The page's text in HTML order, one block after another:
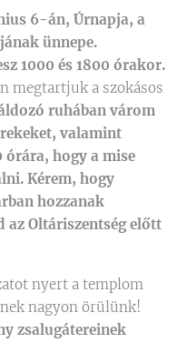
6-án, Úrnapja, a
ünnepe.
1000 és 1800 órakor.
megtartjuk a szokásos
ruhában várom
valamint
hogy a mise
Kérem, hogy
hozzanak
az Oltáriszentség előtt
nyert a templom
nagyon örülünk!
zsalugátereinek